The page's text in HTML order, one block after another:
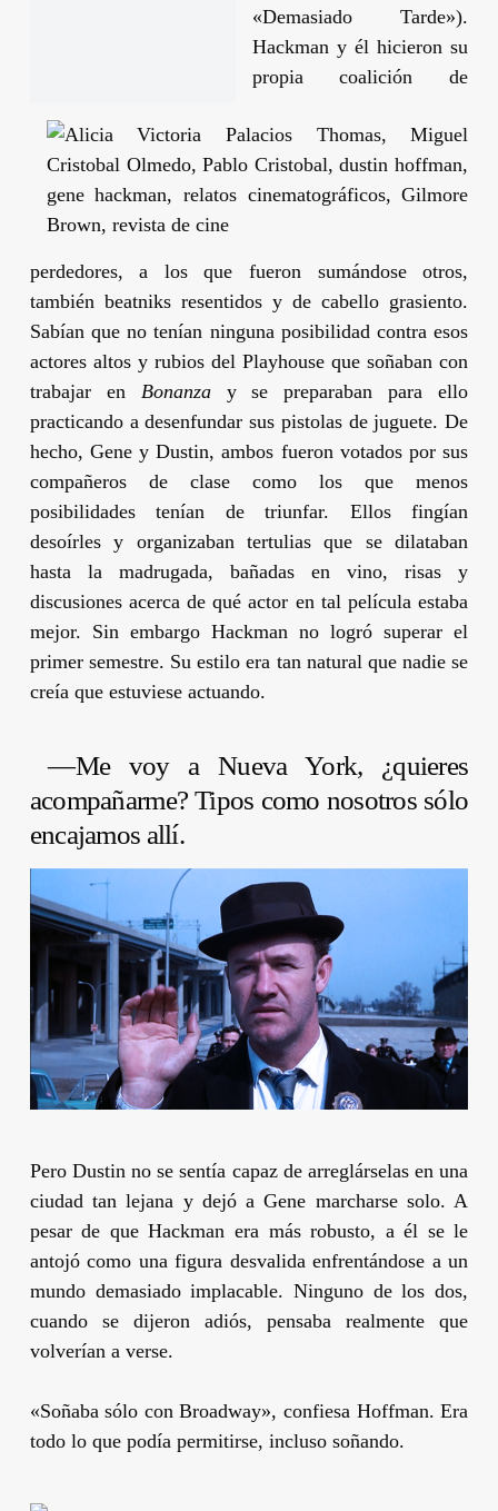
«Demasiado Tarde»).
Hackmany él hicieron su
propia coalición de
perdedores, a los que fueron sumándose otros,
también beatniks resentidos y de cabello grasiento.
Sabían que no tenían ninguna posibilidad contra esos
actores altos y rubios del Playhouse que soñaban con
trabajar en Bonanzay se preparaban para ello
practicando a desenfundar sus pistolas de juguete. De
hecho,Gene yDustin, ambos fueron votados por sus
compañeros de clase como los que menos
posibilidades tenían de triunfar. Ellos fingían
desoírles y organizaban tertulias que se dilataban
hasta la madrugada, bañadas en vino, risas y
discusiones acerca de qué actor en tal película estaba
mejor. Sin embargo Hackmanno logró superar el
primer semestre. Su estilo era tan natural que nadie se
creía que estuviese actuando.
—Me voy a Nueva York, ¿quieres
acompañarme? Tipos como nosotros sólo
encajamos allí.
PeroDustin no se sentía capaz de arreglárselas en una
ciudad tan lejana y dejó aGene marcharse solo. A
pesar de queHackman era más robusto, a él se le
antojó como una figura desvalida enfrentándose a un
mundo demasiado implacable. Ninguno de los dos,
cuando se dijeron adiós, pensaba realmente que
volverían a verse.
«Soñaba sólo con Broadway», confiesa Hoffman. Era
todo lo que podía permitirse, incluso soñando.